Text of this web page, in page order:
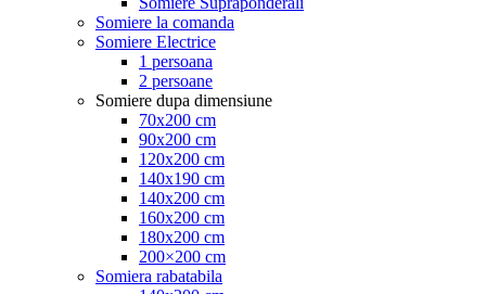
Somiere la comanda
Somiere Electrice
1 persoana
2 persoane
Somiere dupa dimensiune
70x200 cm
90x200 cm
120x200 cm
140x190 cm
140x200 cm
160x200 cm
180x200 cm
200×200 cm
Somiera rabatabila